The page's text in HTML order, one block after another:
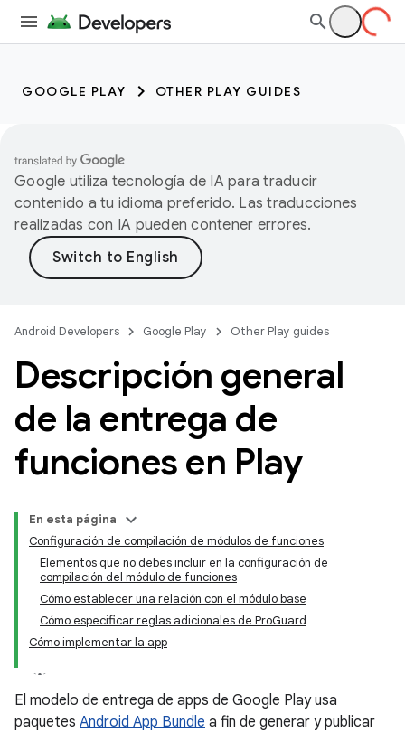
GOOGLE PLAY OTHER PLAY GUIDES
Google utiliza tecnología de IA para traducir
contenido a tu idioma preferido. Las traducciones
realizadas con IA pueden contener errores.
Android Developers Google Play Other Play guides
Descripción general
de la entrega de
funciones en Play
En esta página
Configuración de compilación de módulos de funciones
Elementos que no debes incluir en la configuración de
compilación del módulo de funciones
Cómo establecer una relación con el módulo base
Cómo especificar reglas adicionales de ProGuard
Cómo implementar la app
El modelo de entrega de apps de Google Play usa
paquetes Android App Bundle a fin de generar y publicar